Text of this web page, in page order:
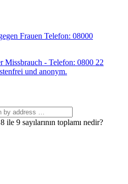
8 ile 9 sayılarının toplamı nedir?